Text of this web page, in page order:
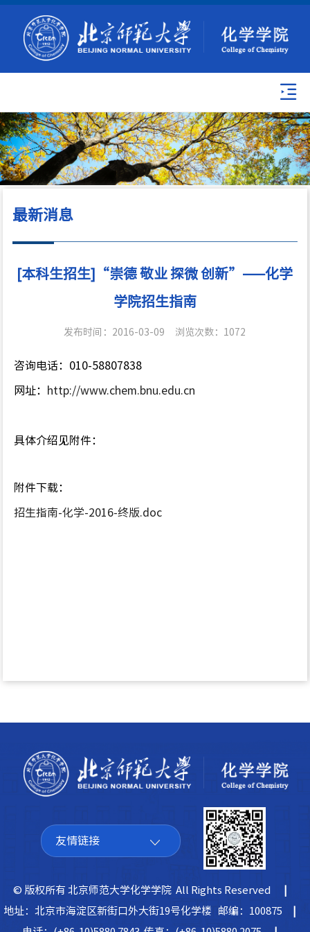
最新消息
[本科生招生]“崇德 敬业 探微 创新”——化学
学院招生指南
发布时间：2016-03-09 浏览次数： 1072
咨询电话： 010-58807838
网址： http://www.chem.bnu.edu.cn
具体介绍见附件：
附件下载：
招生指南-化学-2016-终版.doc
友情链接
© 版权所有 北京师范大学化学学院 All Rights Reserved
地址：北京市海淀区新街口外大街19号化学楼 邮编：100875